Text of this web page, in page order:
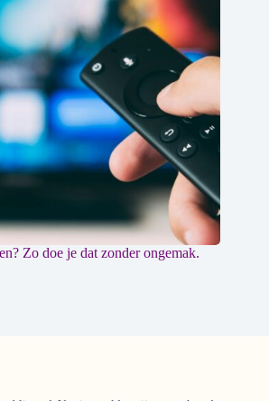
Zo doe je dat zonder ongemak.